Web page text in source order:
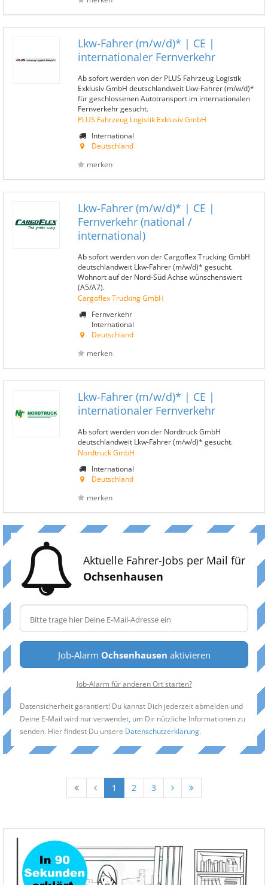
Lkw-Fahrer (m/w/d)* | CE |
internationaler Fernverkehr
Ab sofort werden von der PLUS Fahrzeug Logistik
Exklusiv GmbH deutschlandweit Lkw-Fahrer (m/w/d)*
für geschlossenen Autotransport im internationalen
Fernverkehr gesucht.
PLUS Fahrzeug Logistik Exklusiv GmbH
International
Deutschland
merken
Lkw-Fahrer (m/w/d)* | CE |
Fernverkehr (national /
international)
Ab sofort werden von der Cargoflex Trucking GmbH
deutschlandweit Lkw-Fahrer (m/w/d)* gesucht.
Wohnort auf der Nord-Süd Achse wünschenswert
(A5/A7).
Cargoflex Trucking GmbH
Fernverkehr
International
Deutschland
merken
Lkw-Fahrer (m/w/d)* | CE |
internationaler Fernverkehr
Ab sofort werden von der Nordtruck GmbH
deutschlandweit Lkw-Fahrer (m/w/d)* gesucht.
Nordtruck GmbH
International
Deutschland
merken
Aktuelle Fahrer-Jobs per Mail für
Ochsenhausen
Job-Alarm Ochsenhausen aktivieren
Job-Alarm für anderen Ort starten?
Datensicherheit garantiert! Du kannst Dich jederzeit abmelden und
Deine E-Mail wird nur verwendet, um Dir nützliche Informationen zu
senden. Hier findest Du unsere Datenschutzerklärung.
1 2 3